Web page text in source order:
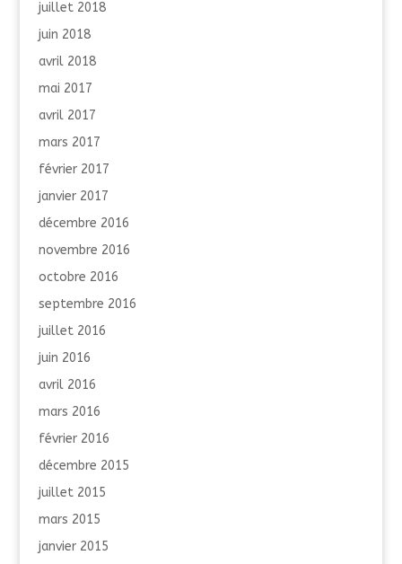
juillet 2018
juin 2018
avril 2018
mai 2017
avril 2017
mars 2017
février 2017
janvier 2017
décembre 2016
novembre 2016
octobre 2016
septembre 2016
juillet 2016
juin 2016
avril 2016
mars 2016
février 2016
décembre 2015
juillet 2015
mars 2015
janvier 2015